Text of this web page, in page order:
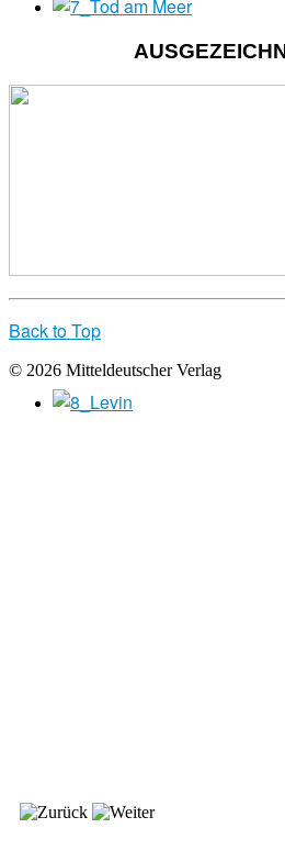
Back to Top
© 2026 Mitteldeutscher Verlag